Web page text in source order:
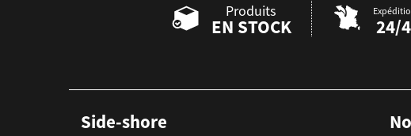
Produits
EN STOCK 24/
Side-shore